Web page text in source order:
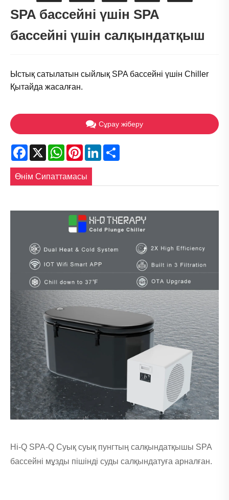
SPA бассейні үшін SPA
бассейні үшін салқындатқыш
Ыстық сатылатын сыйлық SPA бассейні үшін Chiller
Қытайда жасалған.
Сұрау жіберу
Facebook
X WhatsApp
PinterestLinkedIn
Өнім Сипаттамасы
Hi-Q SPA-Q Суық суық пунгтың салқындатқышы SPA
бассейні мұзды пішінді суды салқындатуға арналған.